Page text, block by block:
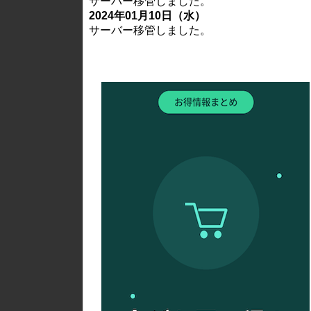
2024年01月10日（水）
サーバー移管しました。